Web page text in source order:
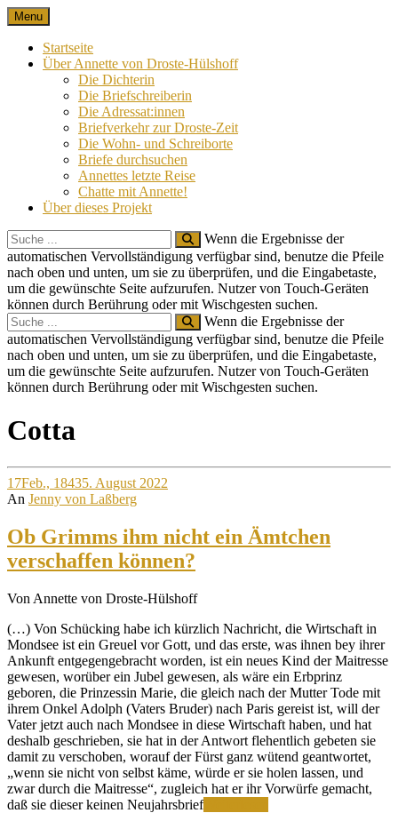
Skip
to
content
Nach 100 Jahren
Annette von Droste-Hülshoff in Briefen
Menu
Startseite
Über Annette von Droste-Hülshoff
Die Dichterin
Die Briefschreiberin
Die Adressat:innen
Briefverkehr zur Droste-Zeit
Die Wohn- und Schreiborte
Briefe durchsuchen
Annettes letzte Reise
Chatte mit Annette!
Über dieses Projekt
Search
for:
Wenn die Ergebnisse der
automatischen Vervollständigung verfügbar sind, benutze die Pfeile
nach oben und unten, um sie zu überprüfen, und die Eingabetaste,
um die gewünschte Seite aufzurufen. Nutzer von Touch-Geräten
können durch Berührung oder mit Wischgesten suchen.
Search
for:
Wenn die Ergebnisse der
automatischen Vervollständigung verfügbar sind, benutze die Pfeile
nach oben und unten, um sie zu überprüfen, und die Eingabetaste,
um die gewünschte Seite aufzurufen. Nutzer von Touch-Geräten
können durch Berührung oder mit Wischgesten suchen.
Site
Overlay
Cotta
17Feb., 18435. August 2022
An Jenny von Laßberg
Ob Grimms ihm nicht ein Ämtchen
verschaffen können?
Von Annette von Droste-Hülshoff
(…) Von Schücking habe ich kürzlich Nachricht, die Wirtschaft in
Mondsee ist ein Greuel vor Gott, und das erste, was ihnen bey ihrer
Ankunft entgegengebracht worden, ist ein neues Kind der Maitresse
gewesen, worüber ein Jubel gewesen, als wäre ein Erbprinz
geboren, die Prinzessin Marie, die gleich nach der Mutter Tode mit
ihrem Onkel Adolph (Vaters Bruder) nach Paris gereist ist, will der
Vater jetzt auch nach Mondsee in diese Wirtschaft haben, und hat
deshalb geschrieben, sie hat in der Antwort flehentlich gebeten sie
damit zu verschoben, worauf der Fürst ganz wütend geantwortet,
„wenn sie nicht von selbst käme, würde er sie holen lassen, und
zwar durch die Maitresse“, zugleich hat er ihr Vorwürfe gemacht,
daß sie dieser keinen Neujahrsbrief